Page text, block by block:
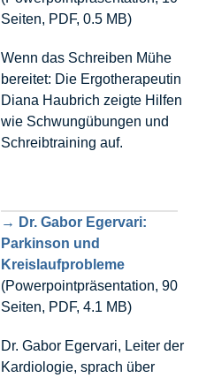
Seiten, PDF, 0.5 MB)
Wenn das Schreiben Mühe
bereitet: Die Ergotherapeutin
Diana Haubrich zeigte Hilfen
wie Schwungübungen und
Schreibtraining auf.
→ Dr. Gabor Egervari:
Parkinson und
Kreislaufprobleme
(Powerpointpräsentation, 90
Seiten, PDF, 4.1 MB)
Dr. Gabor Egervari, Leiter der
Kardiologie, sprach über